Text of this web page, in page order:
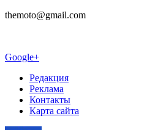
themoto@gmail.com
Google+
Редакция
Реклама
Контакты
Карта сайта